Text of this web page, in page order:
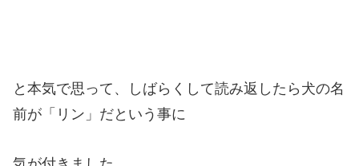
と本気で思って、しばらくして読み返したら犬の名
前が「リン」だという事に